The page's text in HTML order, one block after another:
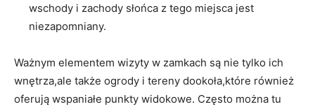
wschody i zachody⁢ słońca z tego miejsca jest
niezapomniany.
Ważnym elementem wizyty w zamkach są nie tylko ich
⁣wnętrza,ale także ogrody‌ i tereny dookoła,które również
oferują wspaniałe punkty widokowe.⁤ Często można​ tu